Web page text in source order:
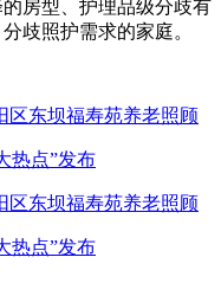
房型、护理品级分歧有
歧照护需求的家庭。
区东坝福寿苑养老照顾
热点”发布
区东坝福寿苑养老照顾
热点”发布